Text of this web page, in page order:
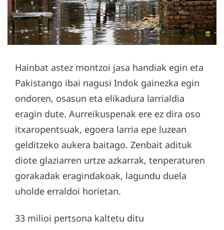
Hainbat astez montzoi jasa handiak egin eta
Pakistango ibai nagusi Indok gainezka egin
ondoren, osasun eta elikadura larrialdia
eragin dute. Aurreikuspenak ere ez dira oso
itxaropentsuak, egoera larria epe luzean
gelditzeko aukera baitago. Zenbait adituk
diote glaziarren urtze azkarrak, tenperaturen
gorakadak eragindakoak, lagundu duela
uholde erraldoi horietan.
33 milioi pertsona kaltetu ditu